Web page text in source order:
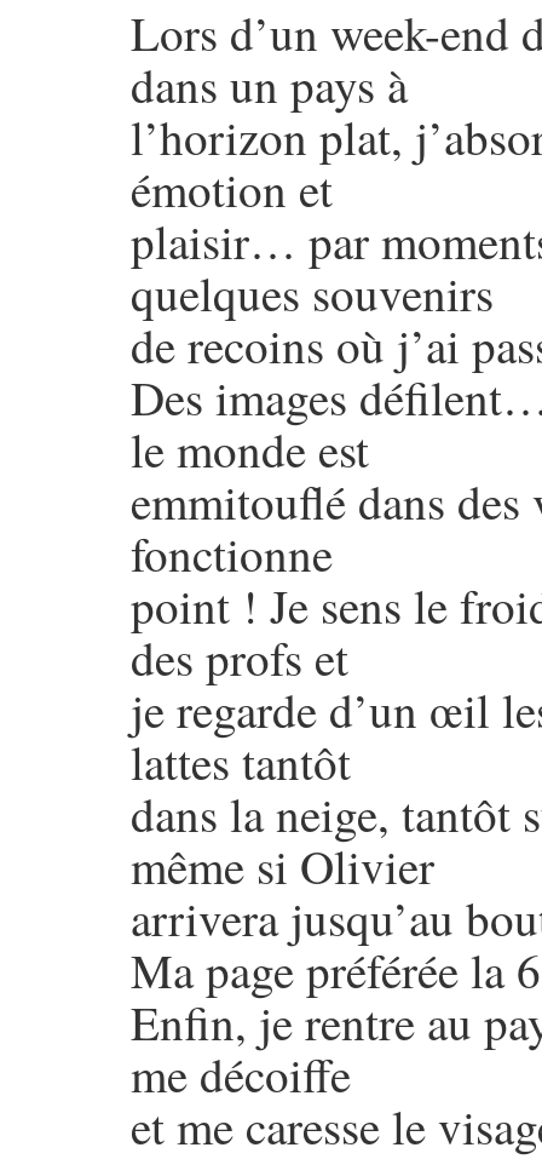
Lors d’un week-end
dans un pays à
l’horizon plat,
émotion et
plaisir… par
quelques souvenirs
de recoins où j’ai
Des images
le monde est
emmitouflé dans des
fonctionne
point ! Je sens le
des profs et
je regarde d’un œil
lattes tantôt
dans la neige, tantôt
même si Olivier
arrivera jusqu’au
Ma page préférée la
Enfin, je rentre au
me décoiffe
et me caresse le